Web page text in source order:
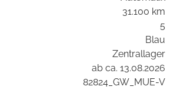
31.100 km
5
Blau
Zentrallager
ab ca. 13.08.2026
82824_GW_MUE-V